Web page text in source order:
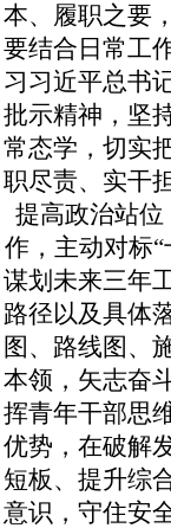
本、履职之要
要结合日常工
习习近平总书
批示精神，坚
常态学，切实
职尽责、实干
提高政治站
作，主动对标
谋划未来三年
路径以及具体
图、路线图、
本领，矢志奋
挥青年干部思
优势，在破解
短板、提升综
意识，守住安